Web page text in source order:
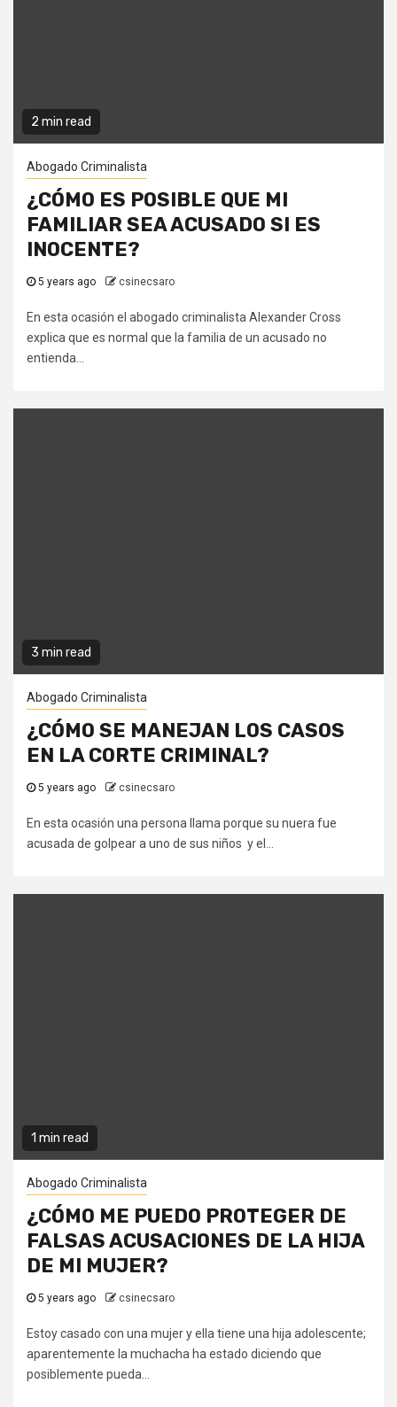
2 min read
Abogado Criminalista
¿CÓMO ES POSIBLE QUE MI
FAMILIAR SEA ACUSADO SI ES
INOCENTE?
5 years ago csinecsaro
En esta ocasión el abogado criminalista Alexander Cross
explica que es normal que la familia de un acusado no
entienda...
3 min read
Abogado Criminalista
¿CÓMO SE MANEJAN LOS CASOS
EN LA CORTE CRIMINAL?
5 years ago csinecsaro
En esta ocasión una persona llama porque su nuera fue
acusada de golpear a uno de sus niños y el...
1 min read
Abogado Criminalista
¿CÓMO ME PUEDO PROTEGER DE
FALSAS ACUSACIONES DE LA HIJA
DE MI MUJER?
5 years ago csinecsaro
Estoy casado con una mujer y ella tiene una hija adolescente;
aparentemente la muchacha ha estado diciendo que
posiblemente pueda...